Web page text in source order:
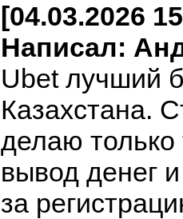
[04.03.2026
Написал:
Ubet лучший
Казахстана.
делаю
вывод денег
за